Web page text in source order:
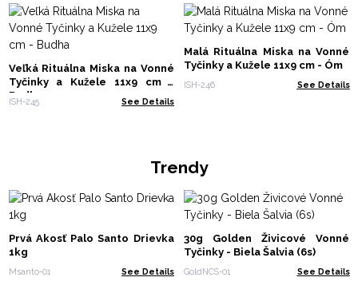
Veľká Rituálna Miska na Vonné
Tyčinky a Kužele 11x9 cm -
Budha
ISH-245 See Details
Malá Rituálna Miska na Vonné
Tyčinky a Kužele 11x9 cm - Óm
ISH-246 See Details
Trendy
Prvá Akosť Palo Santo Drievka
1kg
Msanto-01 See Details
30g Golden Živicové Vonné
Tyčinky - Biela Šalvia (6s)
GoldNCS-01 See Details